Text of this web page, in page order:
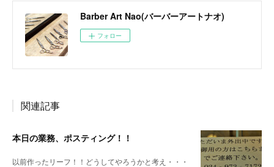
Barber Art Nao(バーバーアートナオ)
フォロー
関連記事
本日の業務、ポスティング！！
以前作ったリーフ！！どうしてやろうかと考え・・・